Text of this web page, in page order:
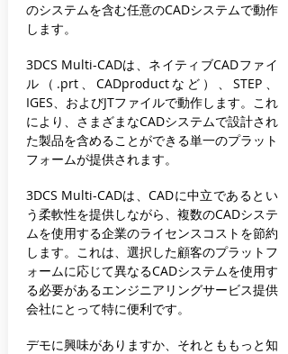
のシステムを含む任意のCADシステムで動作
します。
3DCS Multi-CADは、ネイティブCADファイ
ル（.prt、CADproductなど）、STEP、
IGES、およびJTファイルで動作します。これ
により、さまざまなCADシステムで設計され
た製品を含めることができる単一のプラット
フォームが提供されます。
3DCS Multi-CADは、CADに中立であるとい
う柔軟性を提供しながら、複数のCADシステ
ムを使用する企業のライセンスコストを節約
します。これは、選択した顧客のプラットフ
ォームに応じて異なるCADシステムを使用す
る必要があるエンジニアリングサービス提供
会社にとって特に便利です。
デモに興味がありますか、それとももっと知